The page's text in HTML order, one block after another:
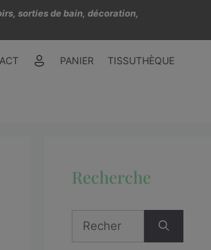
sorties de bain, décoration,
PANIER TISSUTHÈQUE
Recherche